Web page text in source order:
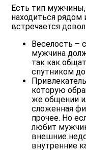
Есть тип
находиться рядом
встречается
Веселость –
мужчина
так как
спутником
которую
же общении
сложенная
прочее. Но
любит
внешние
внутренние